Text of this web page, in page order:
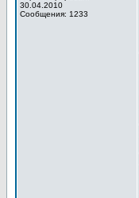
30.04.2010
Сообщения: 1233